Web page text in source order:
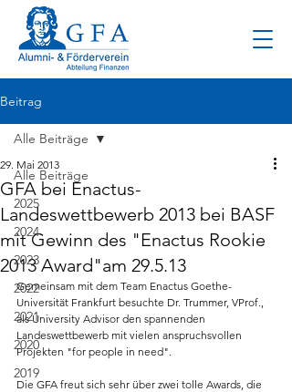
Beitrag
Alle Beiträge
2025
2024
2023
2022
2021
2020
2019
Alle Beiträge
GFA bei Enactus-
Landeswettbewerb 2013 bei BASF
mit Gewinn des "Enactus Rookie
2013 Award"am 29.5.13
29. Mai 2013
Gemeinsam mit dem Team Enactus Goethe-
Universität Frankfurt besuchte Dr. Trummer, VProf.,
als University Advisor den spannenden
Landeswettbewerb mit vielen anspruchsvollen
Projekten "for people in need".
Die GFA freut sich sehr über zwei tolle Awards, die